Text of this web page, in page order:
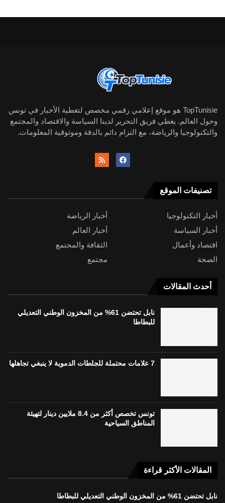
TopTunisie هو موقع إعلامي رقمي مخصص لتغطية الأخبار في تونس
وحول العالم. يغطي فريق التحرير لدينا السياسة والاقتصاد والمجتمع
والتكنولوجيا والرياضة، مع التزام دائم بالدقة وموثوقية المعلومات.
تصنيفات الموقع
أخبار التكنولوجيا
أخبار الرياضة
أخبار السياسة
أخبار العالم
اقتصاد وأعمال
الثقافة والمجتمع
الصحة
مجتمع
أحدث المقالات
نابل تحتضن 61% من المخزون الوطني التعديلي
للبطاطا
7 علامات محتملة للجلطات الدموية لا ينبغي تجاهلها
تونس تخصص أكثر من 8.4 ملايين دينار لتهيئة
المناطق السياحية
المقالات الأكثر قراءة
نابل تحتضن 61% من المخزون الوطني التعديلي للبطاطا